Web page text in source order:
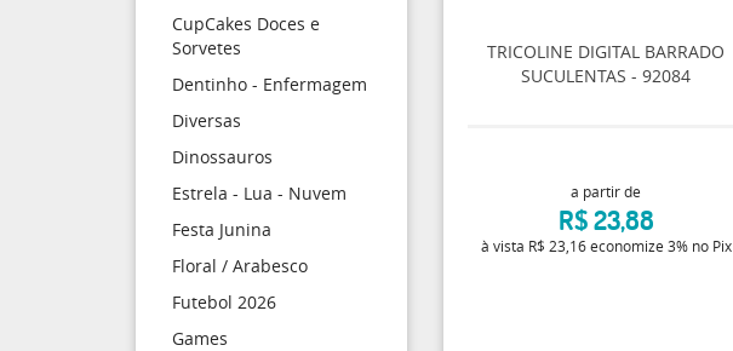
CupCakes Doces e
Sorvetes
Dentinho - Enfermagem
Diversas
Dinossauros
Estrela - Lua - Nuvem
Festa Junina
Floral / Arabesco
Futebol 2026
Games
TRICOLINE DIGITAL BARRADO
SUCULENTAS - 92084
a partir de
R$ 23,88
à vista R$ 23,16economize 3% no Pix